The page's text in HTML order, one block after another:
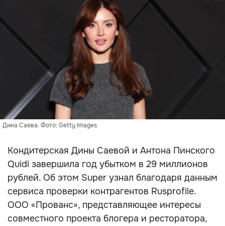
Дина Саева. Фото: Getty Images
Кондитерская Дины Саевой и Антона Пинского
Quidi завершила год убытком в 29 миллионов
рублей. Об этом Super узнал благодаря данным
сервиса проверки контрагентов Rusprofile.
ООО «Прованс», представляющее интересы
совместного проекта блогера и ресторатора,